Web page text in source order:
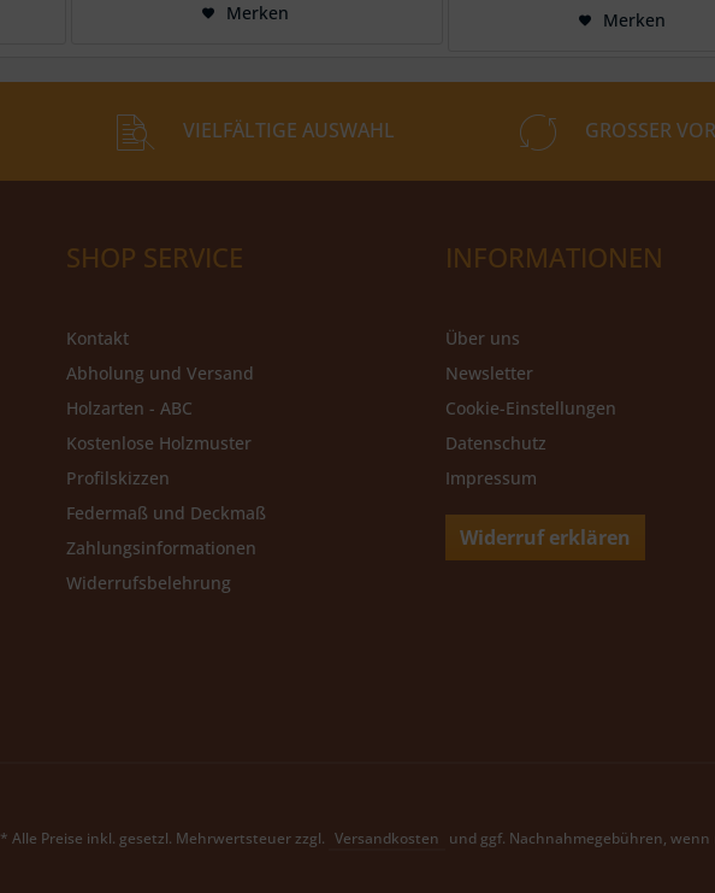
Merken Merken
VIELFÄLTIGE AUSWAHL GROSSER
SHOP SERVICE
Kontakt
Abholung und Versand
Holzarten - ABC
Kostenlose Holzmuster
Profilskizzen
Federmaß und Deckmaß
Zahlungsinformationen
Widerrufsbelehrung
INFORMATIONEN
Über uns
Newsletter
Cookie-Einstellungen
Datenschutz
Impressum
Widerruf erklären
* Alle Preise inkl. gesetzl. Mehrwertsteuer zzgl. Versandkosten und ggf. Nachnahmegebühren,